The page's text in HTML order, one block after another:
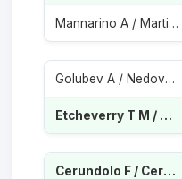
Mannarino A / Martin F
Golubev A / Nedovyesov A
Etcheverry T M / Ugo Carabelli C
Cerundolo F / Cerundolo J M